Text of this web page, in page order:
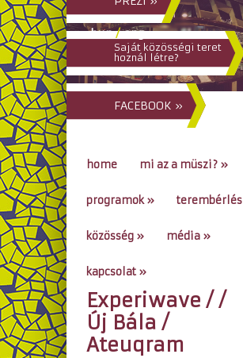
hun/eng
Saját közösségi teret
hoznál létre?
FACEBOOK »
home mi az a müszi? »
programok» terembérlés
közösség » média »
kapcsolat »
go to...
Experiwave / /
Új Bála /
Ateuqram